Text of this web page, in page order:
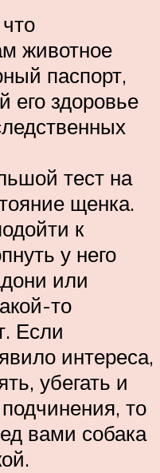
животное
паспорт,
здоровье
тест на
щенка.
к
у него
или
то
Если
интереса,
убегать и
то
вами собака